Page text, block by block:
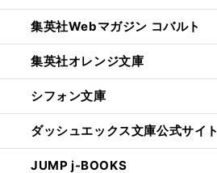
集英社Webマガジン コバルト
集英社オレンジ文庫
シフォン文庫
ダッシュエックス文庫公式サイト
JUMP j-BOOKS